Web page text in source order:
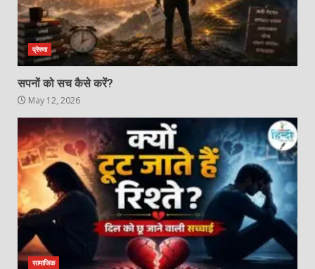
प्रेरणा
सपनों को सच कैसे करें?
May 12, 2026
सामाजिक